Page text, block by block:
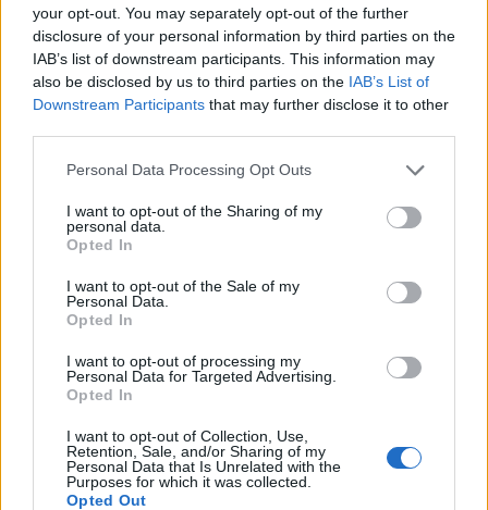
your opt-out. You may separately opt-out of the further
disclosure of your personal information by third parties on the
IAB’s list of downstream participants. This information may
also be disclosed by us to third parties on the IAB’s List of
Downstream Participants that may further disclose it to other
Personal Data Processing Opt Outs
I want to opt-out of the Sharing of my
personal data.
Opted In
I want to opt-out of the Sale of my
Personal Data.
Opted In
I want to opt-out of processing my
Personal Data for Targeted Advertising.
Opted In
I want to opt-out of Collection, Use,
Retention, Sale, and/or Sharing of my
Personal Data that Is Unrelated with the
Purposes for which it was collected.
Opted Out
T. szereti a fiatal lányokat 14. rész
A legidegesítőbb kifejezések laza
13. rész
Woody Allen megosztó zsenialitása